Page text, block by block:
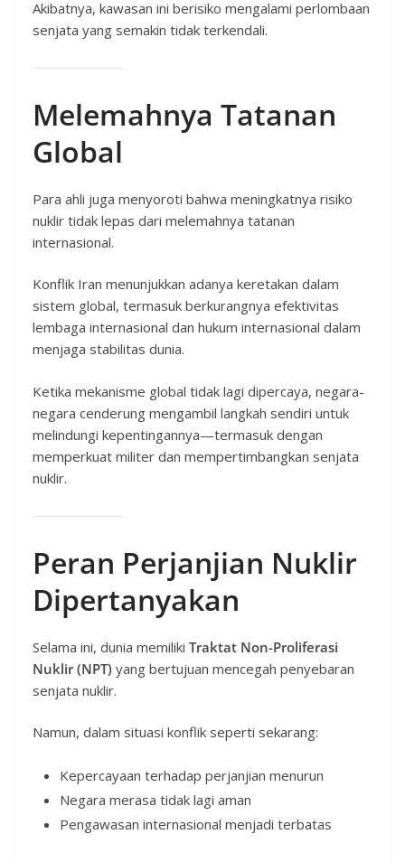
Akibatnya, kawasan ini berisiko mengalami perlombaan
senjata yang semakin tidak terkendali.
Melemahnya Tatanan
Global
Para ahli juga menyoroti bahwa meningkatnya risiko
nuklir tidak lepas dari melemahnya tatanan
internasional.
Konflik Iran menunjukkan adanya keretakan dalam
sistem global, termasuk berkurangnya efektivitas
lembaga internasional dan hukum internasional dalam
menjaga stabilitas dunia.
Ketika mekanisme global tidak lagi dipercaya, negara-
negara cenderung mengambil langkah sendiri untuk
melindungi kepentingannya—termasuk dengan
memperkuat militer dan mempertimbangkan senjata
nuklir.
Peran Perjanjian Nuklir
Dipertanyakan
Selama ini, dunia memiliki Traktat Non-Proliferasi
Nuklir (NPT) yang bertujuan mencegah penyebaran
senjata nuklir.
Namun, dalam situasi konflik seperti sekarang:
Kepercayaan terhadap perjanjian menurun
Negara merasa tidak lagi aman
Pengawasan internasional menjadi terbatas